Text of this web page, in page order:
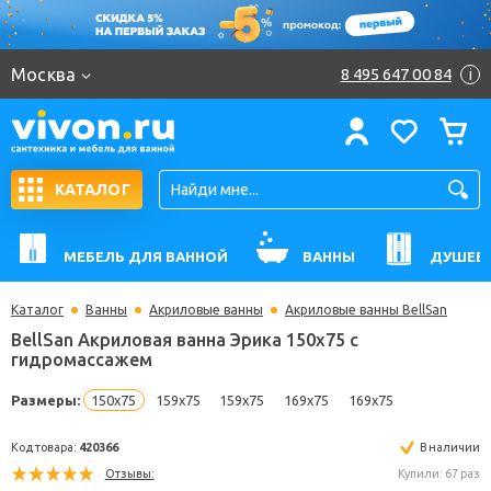
Москва 8 495 647 00 84 i
КАТАЛОГ
МЕБЕЛЬ ДЛЯ ВАННОЙ ВАННЫ
Каталог Ванны Акриловые ванны Акриловые ванны BellSan
гидромассажем
Размеры: 150x75 169x75